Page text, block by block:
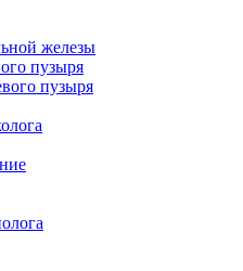
железы
пузыря
пузыря